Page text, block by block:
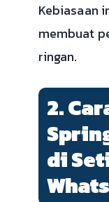
Kebiasaan
membuat
ringan.
2.
di